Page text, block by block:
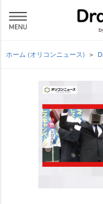
ホーム (オリコンニュース)